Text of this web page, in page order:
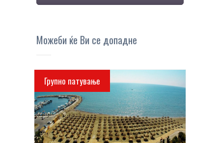
Можеби ќе Ви се допадне
Групно патување
ПОВЕЌЕ ДЕТАЛИ